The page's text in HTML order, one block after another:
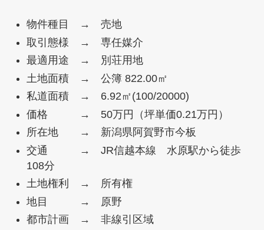
物件種目 → 売地
取引態様 → 専任媒介
最適用途 → 別荘用地
土地面積 → 公簿 822.00㎡
私道面積 → 6.92㎡(100/20000)
価格 → 50万円（坪単価0.21万円）
所在地 → 新潟県阿賀野市今板
交通 → JR信越本線 水原駅から徒歩
108分
土地権利 → 所有権
地目 → 原野
都市計画 → 非線引区域